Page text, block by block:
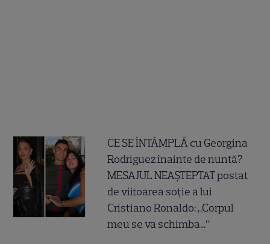
CE SE ÎNTÂMPLĂ cu Georgina
Rodriguez înainte de nuntă?
MESAJUL NEAȘTEPTAT postat
de viitoarea soție a lui
Cristiano Ronaldo: „Corpul
meu se va schimba...”